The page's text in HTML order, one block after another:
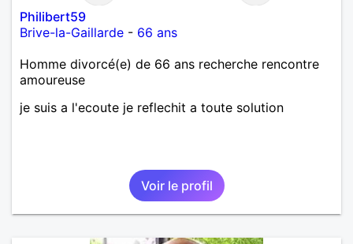
Philibert59
Brive-la-Gaillarde - 66 ans
Homme divorcé(e) de 66 ans recherche rencontre
amoureuse
je suis a l'ecoute je reflechit a toute solution
Voir le profil